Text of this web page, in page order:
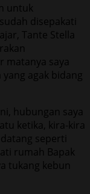
untuk
disepakati
Tante Stella
matanya saya
agak bidang
hubungan saya
ketika, kira-kira
seperti
rumah Bapak
tukang kebun